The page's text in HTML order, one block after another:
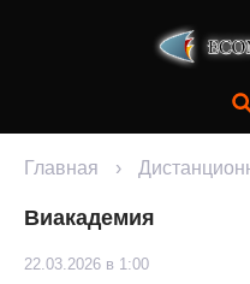
Главная ›
Виакадемия
22.03.2026 в 1:00